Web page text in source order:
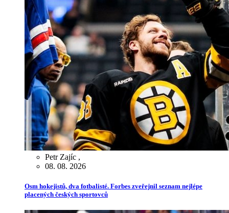
Petr Zajíc ,
08. 08. 2026
Osm hokejistů, dva fotbalisté. Forbes zveřejnil seznam nejlépe
placených českých sportovců